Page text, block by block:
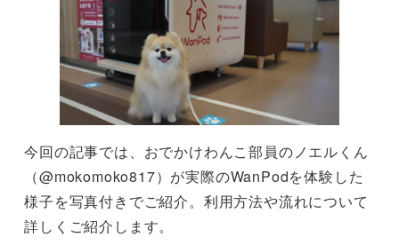
今回の記事では、おでかけわんこ部員のノエルくん
（@mokomoko817）が実際のWanPodを体験した
様子を写真付きでご紹介。利用方法や流れについて
詳しくご紹介します。